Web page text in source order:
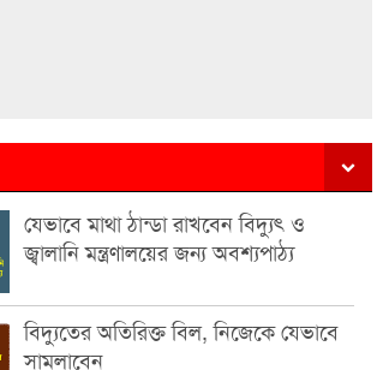
যেভাবে মাথা ঠান্ডা রাখবেন বিদ্যুৎ ও
জ্বালানি মন্ত্রণালয়ের জন্য অবশ্যপাঠ্য
বিদ্যুতের অতিরিক্ত বিল, নিজেকে যেভাবে
সামলাবেন